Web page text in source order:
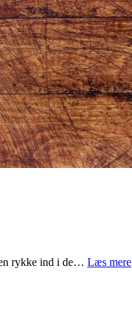
rykke ind i de… Læs mere